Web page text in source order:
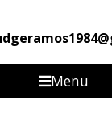
Menu